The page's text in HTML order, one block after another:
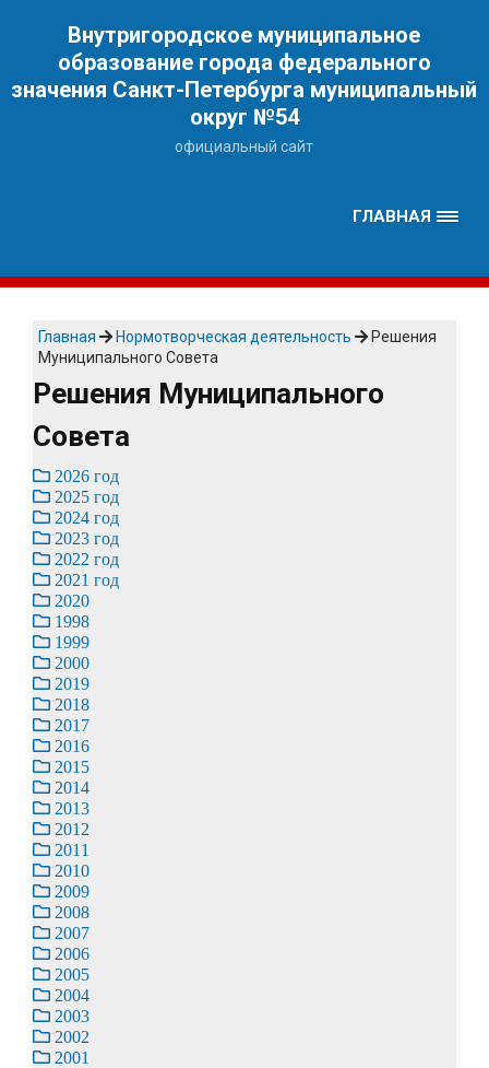
Внутригородское муниципальное
образование города федерального
значения Санкт-Петербурга муниципальный
округ №54
официальный сайт
ГЛАВНАЯ
Главная Нормотворческая деятельность
Решения
Муниципального Совета
Решения Муниципального
Совета
2026 год
2025 год
2024 год
2023 год
2022 год
2021 год
2020
1998
1999
2000
2019
2018
2017
2016
2015
2014
2013
2012
2011
2010
2009
2008
2007
2006
2005
2004
2003
2002
2001